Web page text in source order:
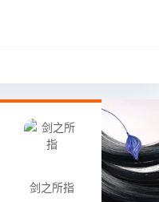
剑之所指